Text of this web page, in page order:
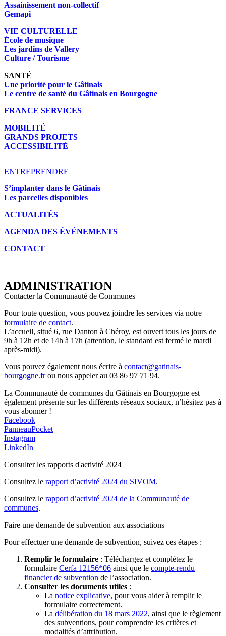
Assainissement non-collectif
Gemapi
VIE CULTURELLE
École de musique
Les jardins de Vallery
Culture / Tourisme
SANTÉ
Une priorité pour le Gâtinais
Le centre de santé du Gâtinais en Bourgogne
FRANCE SERVICES
MOBILITÉ
GRANDS PROJETS
ACCESSIBILITÉ
ENTREPRENDRE
S’implanter dans le Gâtinais
Les parcelles disponibles
ACTUALITÉS
AGENDA DES ÉVÉNEMENTS
CONTACT
ADMINISTRATION
Contacter la Communauté de Communes
Pour toute question, vous pouvez joindre les services via notre
formulaire de contact.
L’accueil, situé 6, rue Danton à Chéroy, est ouvert tous les jours de
9h à 12h et de 14h à 17h (attention, le standard est fermé le mardi
après-midi).
Vous pouvez également nous écrire à contact@gatinais-
bourgogne.frou nous appeler au 03 86 97 71 94.
La Communauté de communes du Gâtinais en Bourgogne est
également présente sur les différents réseaux sociaux, n’hésitez pas à
vous abonner !
Facebook
PanneauPocket
Instagram
LinkedIn
Consulter les rapports d'activité 2024
Consultez le rapport d’activité 2024 du SIVOM.
Consultez le rapport d’activité 2024 de la Communauté de
communes.
Faire une demande de subvention aux associations
Pour effectuer une demande de subvention, suivez ces étapes :
Remplir le formulaire : Téléchargez et complétez le
formulaire Cerfa 12156*06 ainsi que le compte-rendu
financier de subvention de l’association.
Consulter les documents utiles :
La notice explicative, pour vous aider à remplir le
formulaire correctement.
La délibération du 18 mars 2022, ainsi que le règlement
des subventions, pour comprendre les critères et
modalités d’attribution.